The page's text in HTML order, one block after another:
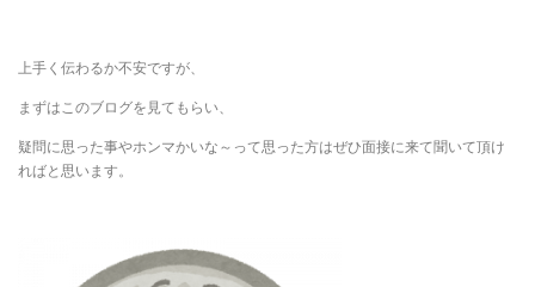
上手く伝わるか不安ですが、
まずはこのブログを見てもらい、
疑問に思った事やホンマかいな～って思った方はぜひ面接に来て聞いて頂け
ればと思います。